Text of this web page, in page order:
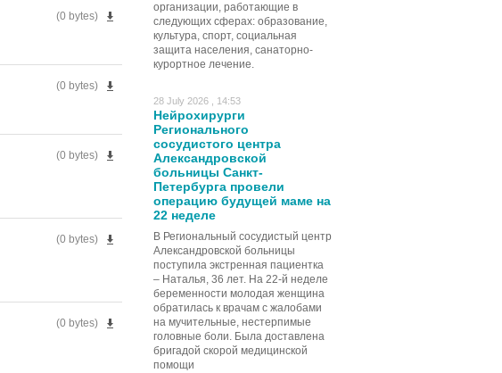
организации, работающие в
следующих сферах: образование,
культура, спорт, социальная
защита населения, санаторно-
курортное лечение.
28 July 2026 , 14:53
Нейрохирурги
Регионального
сосудистого центра
Александровской
больницы Санкт-
Петербурга провели
операцию будущей маме на
22 неделе
В Региональный сосудистый центр
Александровской больницы
поступила экстренная пациентка
– Наталья, 36 лет. На 22-й неделе
беременности молодая женщина
обратилась к врачам с жалобами
на мучительные, нестерпимые
головные боли. Была доставлена
бригадой скорой медицинской
помощи
(0 bytes)
(0 bytes)
(0 bytes)
(0 bytes)
(0 bytes)